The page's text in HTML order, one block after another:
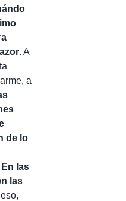
. A
a
de lo
las
las